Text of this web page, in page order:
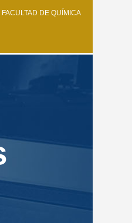
FACULTAD DE QUÍMICA